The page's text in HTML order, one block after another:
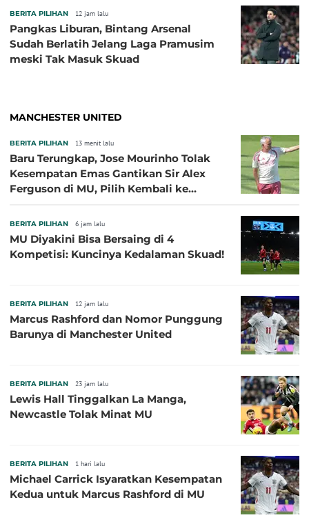
BERITA PILIHAN 12 jam lalu
Pangkas Liburan, Bintang Arsenal
Sudah Berlatih Jelang Laga Pramusim
meski Tak Masuk Skuad
MANCHESTER UNITED
BERITA PILIHAN 13 menit lalu
Baru Terungkap, Jose Mourinho Tolak
Kesempatan Emas Gantikan Sir Alex
Ferguson di MU, Pilih Kembali ke
BERITA PILIHAN 6 jam lalu
MU Diyakini Bisa Bersaing di 4
Kompetisi: Kuncinya Kedalaman Skuad!
BERITA PILIHAN 12 jam lalu
Marcus Rashford dan Nomor Punggung
Barunya di Manchester United
BERITA PILIHAN 23 jam lalu
Lewis Hall Tinggalkan La Manga,
Newcastle Tolak Minat MU
BERITA PILIHAN 1 hari lalu
Michael Carrick Isyaratkan Kesempatan
Kedua untuk Marcus Rashford di MU